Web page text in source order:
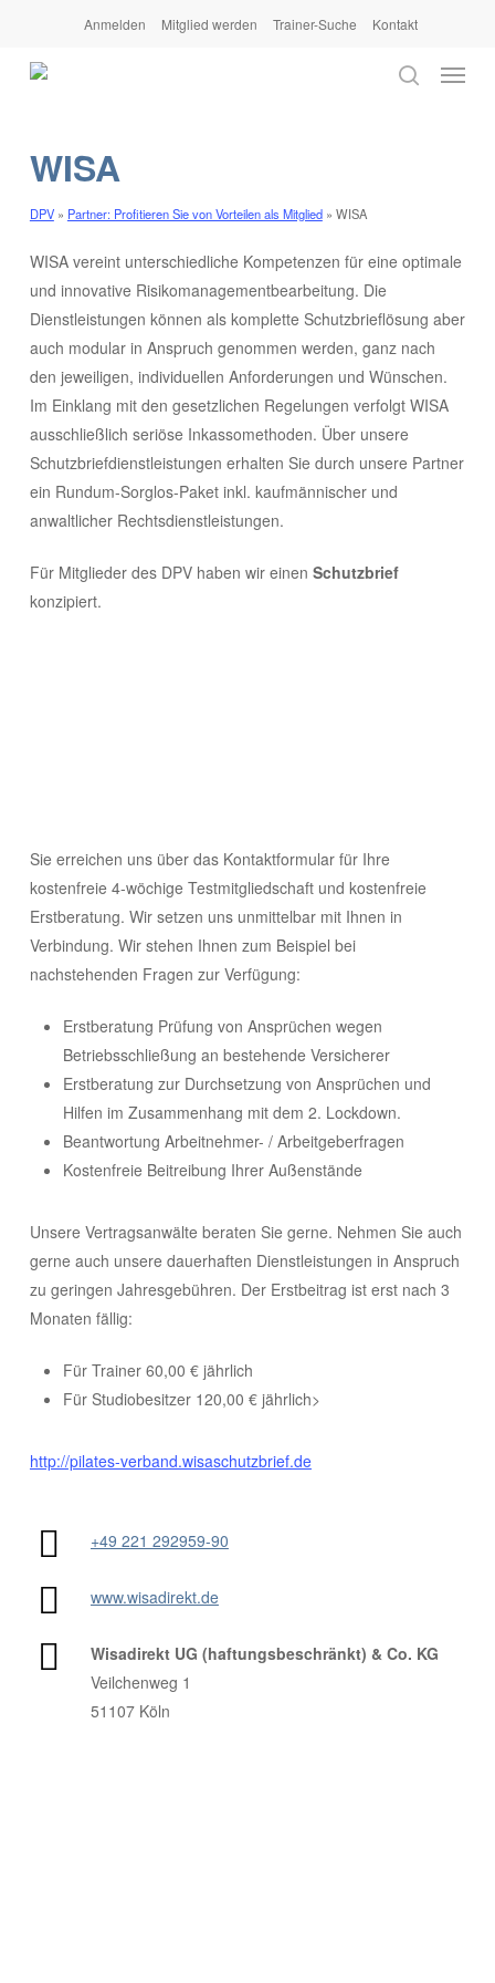
main
Anmelden Mitglied werden Trainer-Suche Kontakt
Menu
WISA
DPV» Partner: Profitieren Sie von Vorteilen als Mitglied» WISA
WISA vereint unterschiedliche Kompetenzen für eine optimale
und innovative Risikomanagementbearbeitung. Die
Dienstleistungen können als komplette Schutzbrieflösung aber
auch modular in Anspruch genommen werden, ganz nach
den jeweiligen, individuellen Anforderungen und Wünschen.
Im Einklang mit den gesetzlichen Regelungen verfolgt WISA
ausschließlich seriöse Inkassomethoden. Über unsere
Schutzbriefdienstleistungen erhalten Sie durch unsere Partner
ein Rundum-Sorglos-Paket inkl. kaufmännischer und
anwaltlicher Rechtsdienstleistungen.
Für Mitglieder des DPV haben wir einen Schutzbrief
konzipiert.
WISA Angebot für DPV
Mitglieder
Sie erreichen uns über das Kontaktformular für Ihre
kostenfreie 4-wöchige Testmitgliedschaft und kostenfreie
Erstberatung. Wir setzen uns unmittelbar mit Ihnen in
Verbindung. Wir stehen Ihnen zum Beispiel bei
nachstehenden Fragen zur Verfügung:
Erstberatung Prüfung von Ansprüchen wegen
Betriebsschließung an bestehende Versicherer
Erstberatung zur Durchsetzung von Ansprüchen und
Hilfen im Zusammenhang mit dem 2. Lockdown.
Beantwortung Arbeitnehmer- / Arbeitgeberfragen
Kostenfreie Beitreibung Ihrer Außenstände
Unsere Vertragsanwälte beraten Sie gerne. Nehmen Sie auch
gerne auch unsere dauerhaften Dienstleistungen in Anspruch
zu geringen Jahresgebühren. Der Erstbeitrag ist erst nach 3
Monaten fällig:
Für Trainer 60,00 € jährlich
Für Studiobesitzer 120,00 € jährlich>
http://pilates-verband.wisaschutzbrief.de
+49 221 292959-90
www.wisadirekt.de
Wisadirekt UG (haftungsbeschränkt) & Co. KG
Veilchenweg 1
51107 Köln